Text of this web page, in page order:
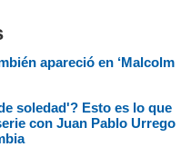
apareció en ‘Malcolm
soledad'? Esto es lo que
con Juan Pablo Urrego